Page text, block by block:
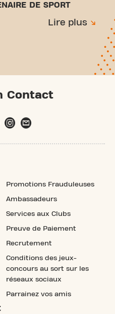
DE SPORT
Lire plus
Contact
Promotions Frauduleuses
Ambassadeurs
Services aux Clubs
Preuve de Paiement
Recrutement
Conditions des jeux-
concours au sort sur les
réseaux sociaux
Parrainez vos amis